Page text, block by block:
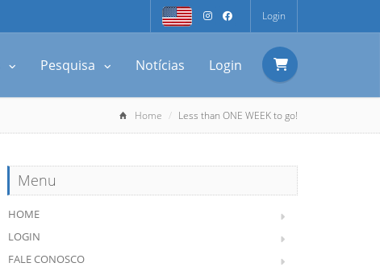
Login
Pesquisa Notícias Login
Home Less than ONE WEEK to go!
Menu
HOME
LOGIN
FALE CONOSCO